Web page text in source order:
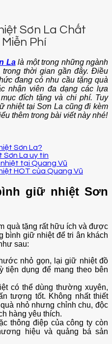
Sơn La Chất
Phí
Lalà một trong những ngành
thời gian gần đây. Điều
đang có nhu cầu tặng quà
nhận viên đa dạng các lựa
đích tặng và chi phí. Tuy
nhiệt tại Sơn La cũng đi kèm
thêm trong bài viết này nhé!
Sơn La?
Sơn La uy tín
nhiệt tại Quang Vũ
HOT của Quang Vũ
giữ nhiệt Sơn
quà tặng rất hữu ích và được
bình giữ nhiệt để tri ân khách
sau:
nhỏ gọn, lại giữ nhiệt đồ
tiện dụng để mang theo bên
có thể dùng thường xuyên,
tượng tốt. Không nhất thiết
nhỏ nhưng chỉnh chu, độc
hàng yêu thích.
thông điệp của công ty còn
hiệu và quảng bá sản